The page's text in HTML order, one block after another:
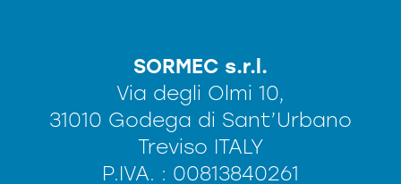
SORMEC s.r.l.
Via degli Olmi 10,
31010 Godega di Sant’Urbano
Treviso ITALY
P.IVA. : 00813840261